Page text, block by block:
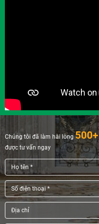
Chúng tôi đã làm hài lòng500+
được tư vấn ngay